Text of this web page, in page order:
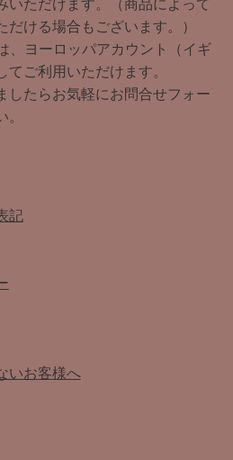
いただけます。（商品によって
ける場合もございます。）
、ヨーロッパアカウント（イギ
てご利用いただけます。
したらお気軽にお問合せフォー
記
いお客様へ